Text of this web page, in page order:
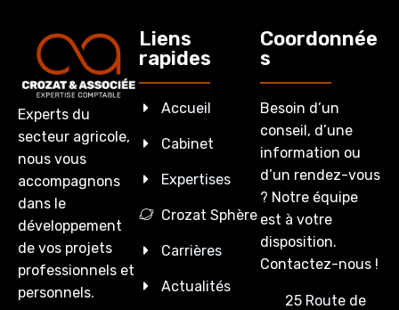
Experts du
secteur agricole,
nous vous
accompagnons
dans le
développement
de vos projets
professionnels et
personnels.
Liens
rapides
Accueil
Cabinet
Expertises
Crozat Sphère
Carrières
Actualités
Coordonnée
s
Besoin d’un
conseil, d’une
information ou
d’un rendez-vous
? Notre équipe
est à votre
disposition.
Contactez-nous !
25 Route de